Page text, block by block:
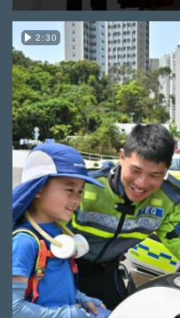
2:30